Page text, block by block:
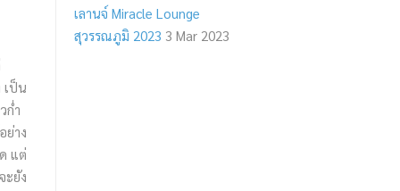
เป็น
ก่ำ
ย่าง
แต่
ะยัง
เลานจ์ Miracle Lounge
สุวรรณภูมิ 2023 3 Mar 2023